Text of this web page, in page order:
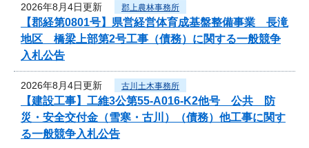
2026年8月4日更新 郡上農林事務所
【郡経第0801号】県営経営体育成基盤整備事業 長滝
地区 橋梁上部第2号工事（債務）に関する一般競争
入札公告
2026年8月4日更新 古川土木事務所
【建設工事】工維3公第55-A016-K2他号 公共 防
災・安全交付金（雪寒・古川）（債務）他工事に関す
る一般競争入札公告